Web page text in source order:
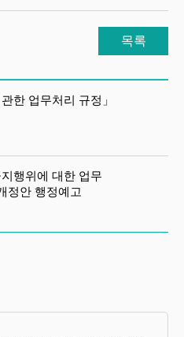
목록
한 업무처리 규정」
지행위에 대한 업무
정안 행정예고